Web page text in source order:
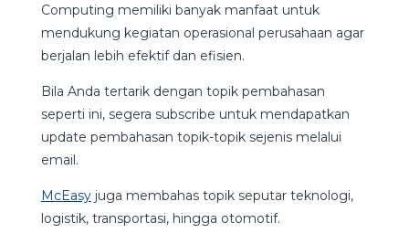
Computing memiliki banyak manfaat untuk
mendukung kegiatan operasional perusahaan agar
berjalan lebih efektif dan efisien.
Bila Anda tertarik dengan topik pembahasan
seperti ini, segera subscribe untuk mendapatkan
update pembahasan topik-topik sejenis melalui
email.
McEasyjuga membahas topik seputar teknologi,
logistik, transportasi, hingga otomotif.